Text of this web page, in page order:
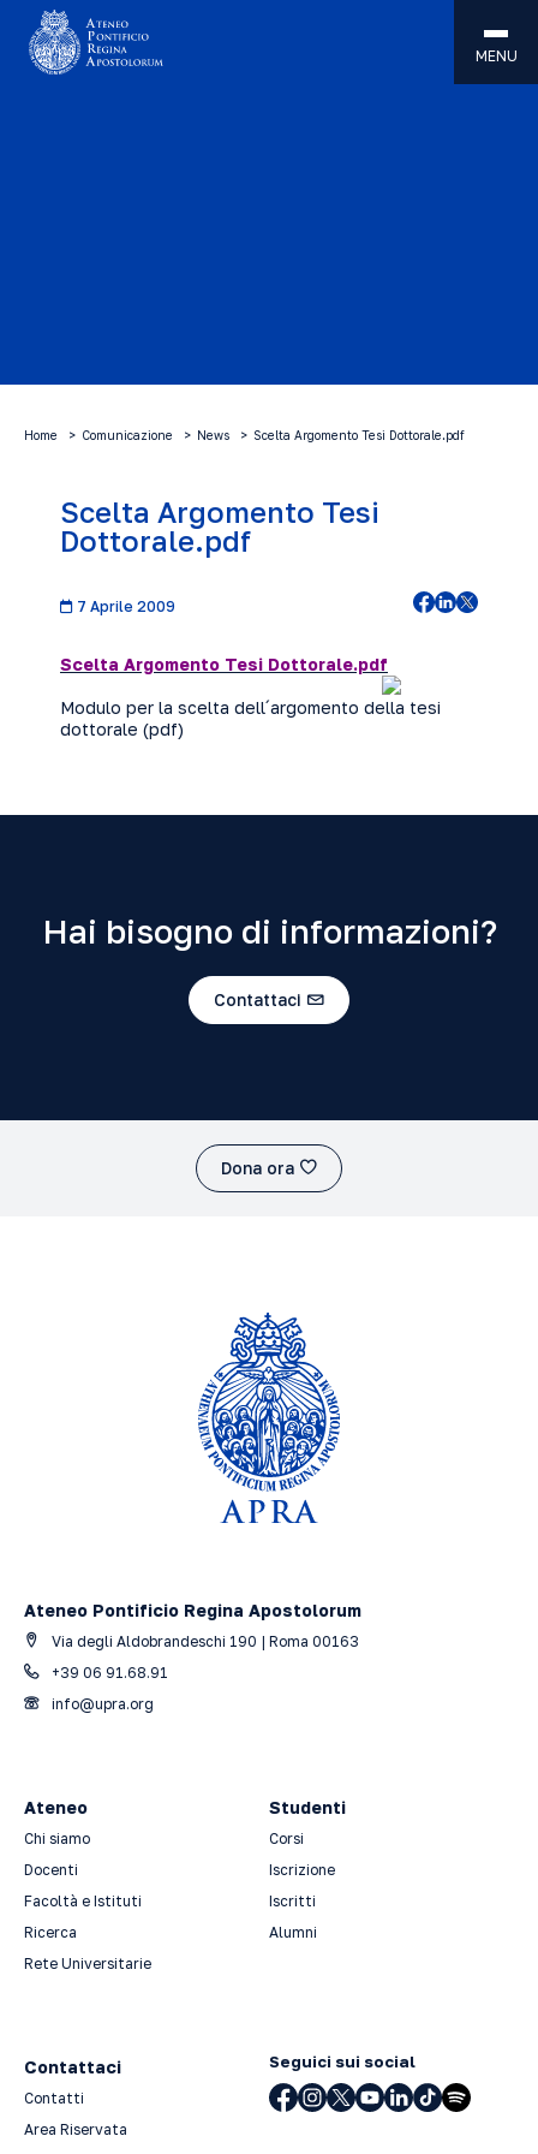
MENU
Home Comunicazione News Scelta Argomento Tesi Dottorale.pdf
Scelta Argomento Tesi
Dottorale.pdf
7 Aprile 2009
Scelta Argomento Tesi Dottorale.pdf
Modulo per la scelta dell´argomento della tesi
dottorale (pdf)
Hai bisogno di informazioni?
Contattaci
Dona ora
Ateneo Pontificio Regina Apostolorum
Via degli Aldobrandeschi 190 | Roma 00163
+39 06 91.68.91
info@upra.org
Ateneo
Chi siamo
Docenti
Facoltà e Istituti
Ricerca
Rete Universitarie
Studenti
Corsi
Iscrizione
Iscritti
Alumni
Contattaci
Contatti
Area Riservata
Seguici sui social